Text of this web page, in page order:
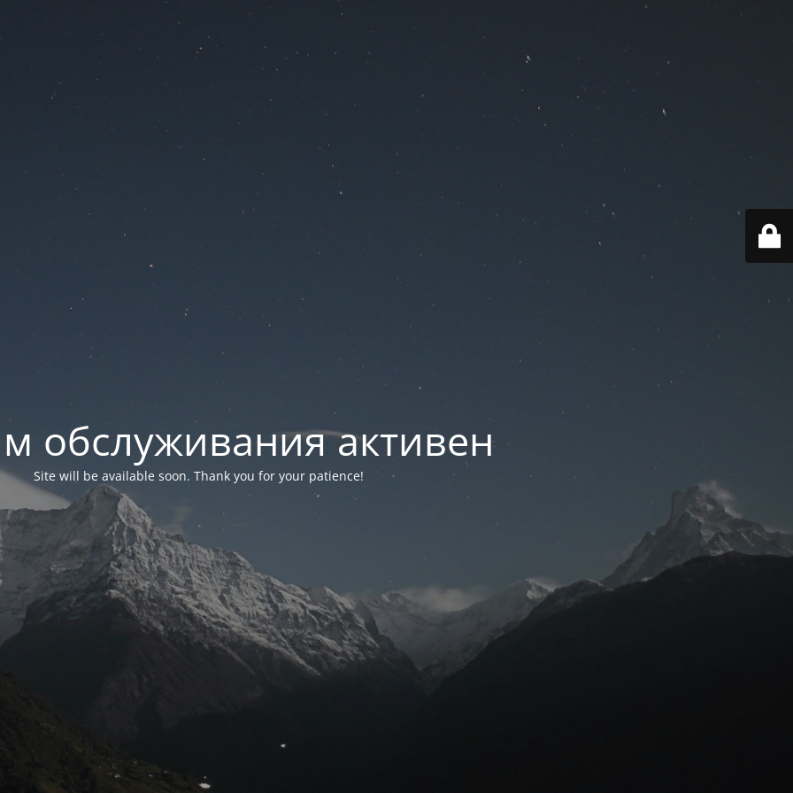
обслуживания активен
Site will be available soon. Thank you for your patience!